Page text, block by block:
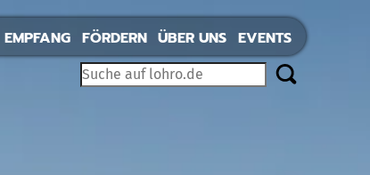
EMPFANG FÖRDERN ÜBER UNS EVENTS